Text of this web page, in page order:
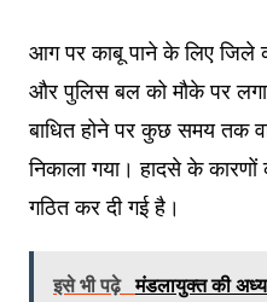
आग पर काबू पाने के लिए जिले
और पुलिस बल को मौके पर
बाधित होने पर कुछ समय तक
निकाला गया। हादसे के
गठित कर दी गई है।
इसे भी पढ़े मंडलायुक्त की